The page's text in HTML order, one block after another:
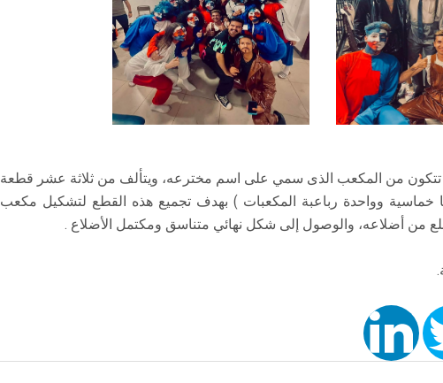
تتكون من المكعب الذى سمي على اسم مخترعه، ويتألف من ثلاثة عشر قطعة
وواحدة رباعبة المكعبات ) بهدف تجميع هذه القطع لتشكيل مكعب
من أضلاعه، والوصول إلى شكل نهائي متناسق ومكتمل الأضلاع .